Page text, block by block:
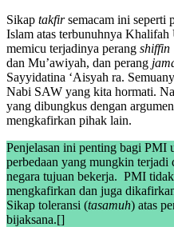
Sikap takfirsemacam ini seperti
Islam atas terbunuhnya
memicu terjadinya perang shiffin
dan Mu’awiyah, dan perang
Sayyidatina ‘Aisyah ra.
Nabi SAW yang kita hormati.
yang dibungkus dengan
mengkafirkan pihak lain.
Penjelasan ini penting bagi PMI
perbedaan yang mungkin terjadi
negara tujuan bekerja. PMI
mengkafirkan dan juga
Sikap toleransi (tasamuh) atas
bijaksana.[]